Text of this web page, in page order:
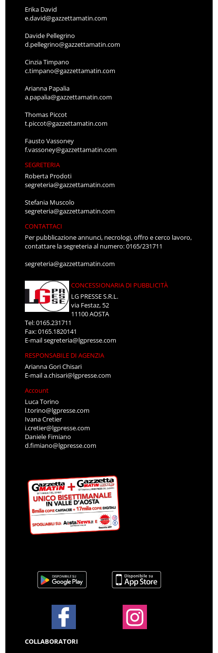
Erika David
e.david@gazzettamatin.com
Davide Pellegrino
d.pellegrino@gazzettamatin.com
Cinzia Timpano
c.timpano@gazzettamatin.com
Arianna Papalia
a.papalia@gazzettamatin.com
Thomas Piccot
t.piccot@gazzettamatin.com
Fausto Vassoney
f.vassoney@gazzettamatin.com
SEGRETERIA
Roberta Prodoti
segreteria@gazzettamatin.com
Stefania Muscolo
segreteria@gazzettamatin.com
CONTATTACI
Per pubblicazione annunci, necrologi, offro e cerco lavoro,
contattare la segreteria al numero: 0165/231711
segreteria@gazzettamatin.com
CONCESSIONARIA DI PUBBLICITÀ
LG PRESSE S.R.L.
via Festaz, 52
11100 AOSTA
Tel: 0165.231711
Fax: 0165.1820141
E-mailsegreteria@lgpresse.com
RESPONSABILE DI AGENZIA
Arianna Gori Chisari
E-maila.chisari@lgpresse.com
Account
Luca Torino
l.torino@lgpresse.com
Ivana Cretier
i.cretier@lgpresse.com
Daniele Fimiano
d.fimiano@lgpresse.com
COLLABORATORI